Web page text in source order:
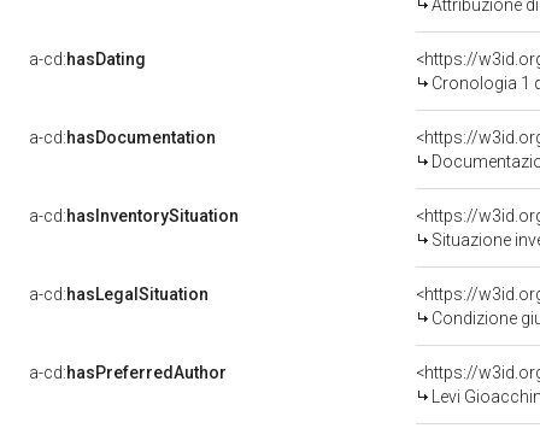
Attribuzione
a-cd:hasDating
<https://
Cronologia 1
a-cd:hasDocumentation
a-cd:hasInventorySituation
<https://
Situazione
a-cd:hasLegalSituation
Condizione
a-cd:hasPreferredAuthor
<https://
Levi